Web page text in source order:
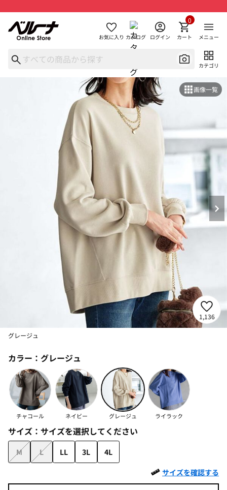
お気に入り カタログ ログイン カート
0
メニュー
カテゴリ
画像一覧
1,136
グレージュ
カラー： グレージュ
チャコール ネイビー グレージュ ライラック
サイズ： サイズを選択してください
M L LL 3L
4L
サイズを確認する